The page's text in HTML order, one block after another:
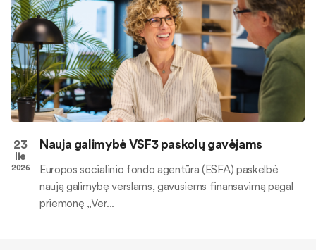
23
lie
2026
Nauja galimybė VSF3 paskolų gavėjams
Europos socialinio fondo agentūra (ESFA) paskelbė
naują galimybę verslams, gavusiems finansavimą pagal
priemonę „Ver...